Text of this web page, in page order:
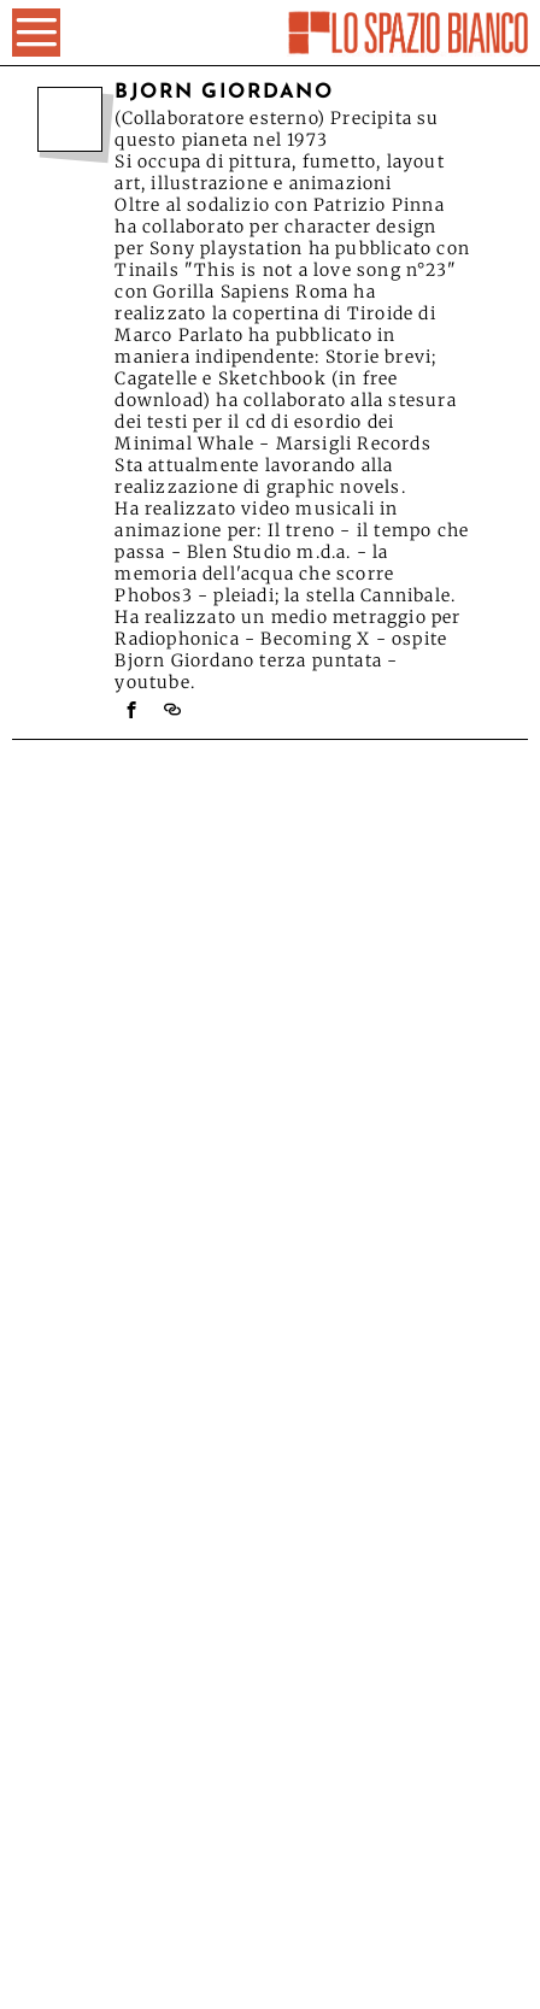
BJORN GIORDANO
(Collaboratore esterno) Precipita su
questo pianeta nel 1973
Si occupa di pittura, fumetto, layout
art, illustrazione e animazioni
Oltre al sodalizio con Patrizio Pinna
ha collaborato per character design
per Sony playstation ha pubblicato con
Tinails "This is not a love song n°23"
con Gorilla Sapiens Roma ha
realizzato la copertina di Tiroide di
Marco Parlato ha pubblicato in
maniera indipendente: Storie brevi;
Cagatelle e Sketchbook (in free
download) ha collaborato alla stesura
dei testi per il cd di esordio dei
Minimal Whale - Marsigli Records
Sta attualmente lavorando alla
realizzazione di graphic novels.
Ha realizzato video musicali in
animazione per: Il treno - il tempo che
passa - Blen Studio m.d.a. - la
memoria dell'acqua che scorre
Phobos3 - pleiadi; la stella Cannibale.
Ha realizzato un medio metraggio per
Radiophonica - Becoming X - ospite
Bjorn Giordano terza puntata -
youtube.